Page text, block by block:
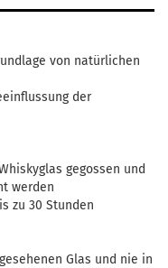
von natürlichen
der
gegossen und
werden
zu 30 Stunden
Glas und nie in